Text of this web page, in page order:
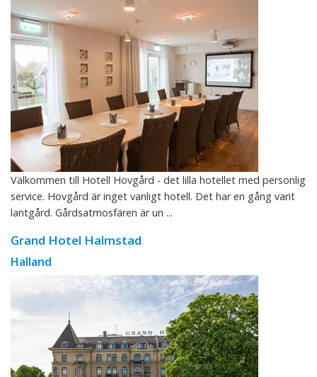
Välkommen till Hotell Hovgård - det lilla hotellet med personlig
service. Hovgård är inget vanligt hotell. Det har en gång varit
lantgård. Gårdsatmosfären är un ...
Grand Hotel Halmstad
Halland